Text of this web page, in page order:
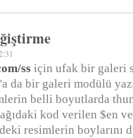
ss için ufak bir galeri
da bir galeri modülü
belli boyutlarda
kod verilen $en
resimlerin boylarını